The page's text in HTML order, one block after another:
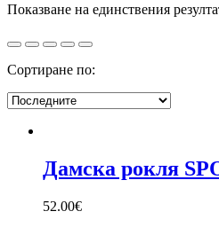
Показване на единствения
Сортиране по:
Дамска рокля
52.00€